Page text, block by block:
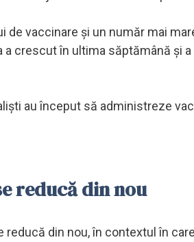
vaccinare şi un număr mai
crescut în ultima săptămână şi
au început să administreze
reducă din nou
din nou, în contextul în